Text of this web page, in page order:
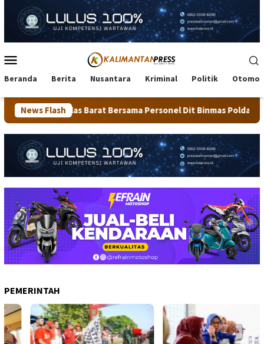
konten
Mobile
Beranda Berita Nusantara Kriminal Politik
News Flash
Bersama Personel Dit Binmas Polda Kaltara Salurkan Beras
PEMERINTAH